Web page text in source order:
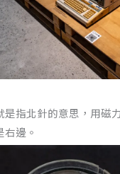
是指北針的意思，用磁
邊。